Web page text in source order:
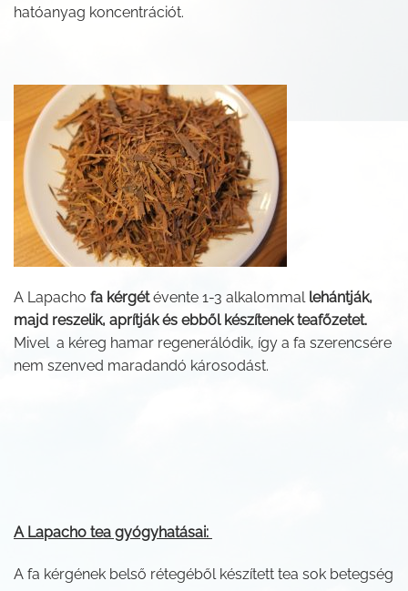
hatóanyag koncentrációt.
A Lapacho fa kérgétévente 1-3 alkalommal lehántják,
majd reszelik, aprítják és ebből készítenek teafőzetet.
Mivel a kéreg hamar regenerálódik, így a fa szerencsére
nem szenved maradandó károsodást.
A Lapacho tea gyógyhatásai:
A fa kérgének belső rétegéből készített tea sok betegség